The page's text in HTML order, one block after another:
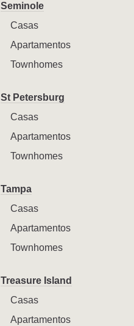
Seminole
Casas
Apartamentos
Townhomes
St Petersburg
Casas
Apartamentos
Townhomes
Tampa
Casas
Apartamentos
Townhomes
Treasure Island
Casas
Apartamentos